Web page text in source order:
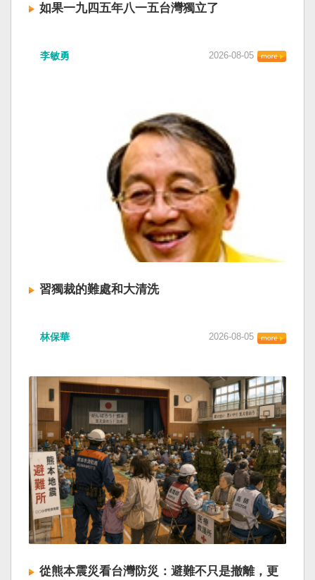
如果一九四五年八一五台灣獨立了
李敏勇 2026-08-05
習獨裁的難處和大清洗
林保華 2026-08-05
從熊本震災看台灣防災：避難不只是撤離，更